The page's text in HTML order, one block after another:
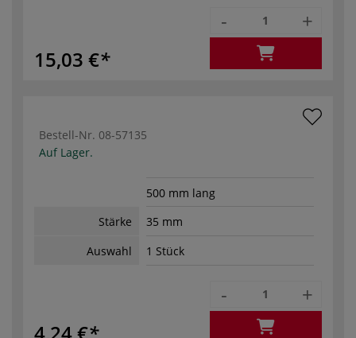
15,03 €
- +
Bestell-Nr. 08-57135
Auf Lager.
500 mm lang
Stärke
35 mm
Auswahl
1 Stück
4,24 €
- +